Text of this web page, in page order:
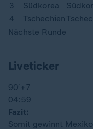
3
Südkorea
4
Tschechien
Nächste Runde
Liveticker
90′ +7
04:59
Fazit:
Somit gewinnt